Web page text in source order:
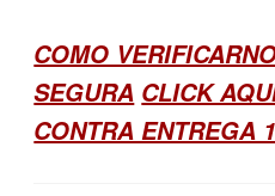
COMO
SEGURA CLICK
CONTRA ENTREGA